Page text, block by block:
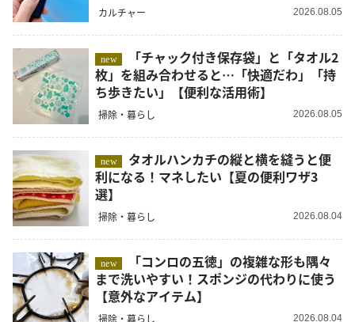
カルチャー 2026.08.05
new
枚」を組み合わせると…「快適だわ」「持
ち歩きたい」【便利な活用術】
掃除・暮らし 2026.08.05
new
利になる！マネしたい【夏の便利ワザ3
選】
掃除・暮らし 2026.08.04
new
まで洗いやすい！スポンジの代わりに使う
【意外なアイテム】
掃除・暮らし 2026.08.04